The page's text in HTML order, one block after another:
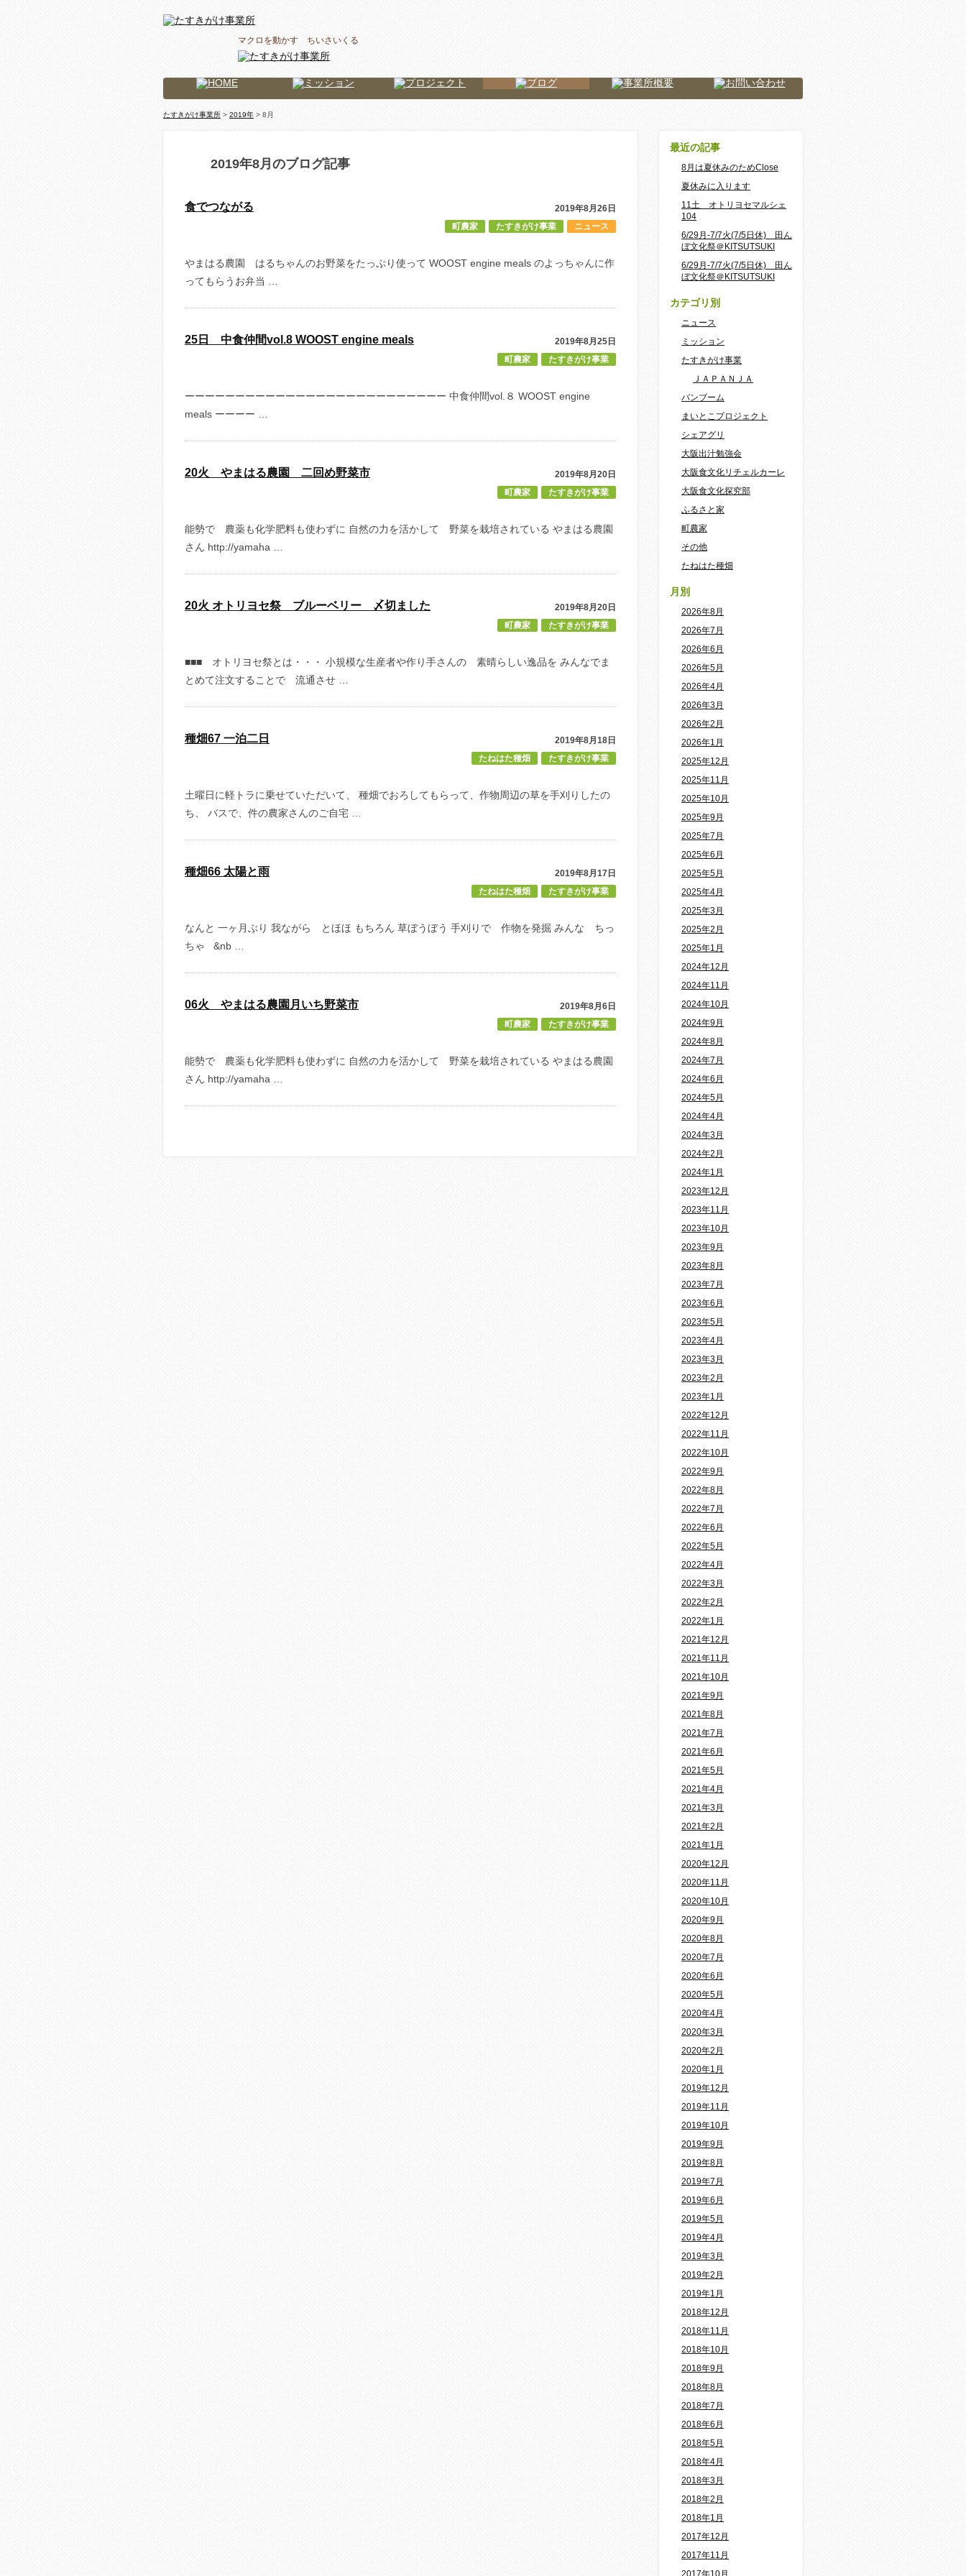
マクロを動かす ちいさいくる
たすきがけ事業所 > 2019年 > 8月
2019年8月のブログ記事
食でつながる
2019年8月26日
ニュース
たすきがけ事業
町農家
やまはる農園 はるちゃんのお野菜をたっぷり使って WOOST engine meals のよっちゃんに作
ってもらうお弁当 …
25日 中食仲間vol.8 WOOST engine meals
2019年8月25日
たすきがけ事業
町農家
ーーーーーーーーーーーーーーーーーーーーーーーーーー 中食仲間vol.８ WOOST engine
meals ーーーー …
20火 やまはる農園 二回め野菜市
2019年8月20日
たすきがけ事業
町農家
能勢で 農薬も化学肥料も使わずに 自然の力を活かして 野菜を栽培されている やまはる農園
さん http://yamaha …
20火 オトリヨセ祭 ブルーベリー 〆切ました
2019年8月20日
たすきがけ事業
町農家
■■■ オトリヨセ祭とは・・・ 小規模な生産者や作り手さんの 素晴らしい逸品を みんなでま
とめて注文することで 流通させ …
種畑67 一泊二日
2019年8月18日
たすきがけ事業
たねはた種畑
土曜日に軽トラに乗せていただいて、 種畑でおろしてもらって、作物周辺の草を手刈りしたの
ち、 バスで、件の農家さんのご自宅 …
種畑66 太陽と雨
2019年8月17日
たすきがけ事業
たねはた種畑
なんと 一ヶ月ぶり 我ながら とほほ もちろん 草ぼうぼう 手刈りで 作物を発掘 みんな ちっ
ちゃ &nb …
06火 やまはる農園月いち野菜市
2019年8月6日
たすきがけ事業
町農家
能勢で 農薬も化学肥料も使わずに 自然の力を活かして 野菜を栽培されている やまはる農園
さん http://yamaha …
最近の記事
8月は夏休みのためClose
夏休みに入ります
11土 オトリヨセマルシェ
104
6/29月-7/7火(7/5日休) 田ん
ぼ文化祭＠KITSUTSUKI
6/29月-7/7火(7/5日休) 田ん
ぼ文化祭＠KITSUTSUKI
カテゴリ別
ニュース
ミッション
たすきがけ事業
ＪＡＰＡＮＪＡ
バンブーム
まいとこプロジェクト
シェアグリ
大阪出汁勉強会
大阪食文化リチェルカーレ
大阪食文化探究部
ふるさと家
町農家
その他
たねはた種畑
月別
2026年8月
2026年7月
2026年6月
2026年5月
2026年4月
2026年3月
2026年2月
2026年1月
2025年12月
2025年11月
2025年10月
2025年9月
2025年7月
2025年6月
2025年5月
2025年4月
2025年3月
2025年2月
2025年1月
2024年12月
2024年11月
2024年10月
2024年9月
2024年8月
2024年7月
2024年6月
2024年5月
2024年4月
2024年3月
2024年2月
2024年1月
2023年12月
2023年11月
2023年10月
2023年9月
2023年8月
2023年7月
2023年6月
2023年5月
2023年4月
2023年3月
2023年2月
2023年1月
2022年12月
2022年11月
2022年10月
2022年9月
2022年8月
2022年7月
2022年6月
2022年5月
2022年4月
2022年3月
2022年2月
2022年1月
2021年12月
2021年11月
2021年10月
2021年9月
2021年8月
2021年7月
2021年6月
2021年5月
2021年4月
2021年3月
2021年2月
2021年1月
2020年12月
2020年11月
2020年10月
2020年9月
2020年8月
2020年7月
2020年6月
2020年5月
2020年4月
2020年3月
2020年2月
2020年1月
2019年12月
2019年11月
2019年10月
2019年9月
2019年8月
2019年7月
2019年6月
2019年5月
2019年4月
2019年3月
2019年2月
2019年1月
2018年12月
2018年11月
2018年10月
2018年9月
2018年8月
2018年7月
2018年6月
2018年5月
2018年4月
2018年3月
2018年2月
2018年1月
2017年12月
2017年11月
2017年10月